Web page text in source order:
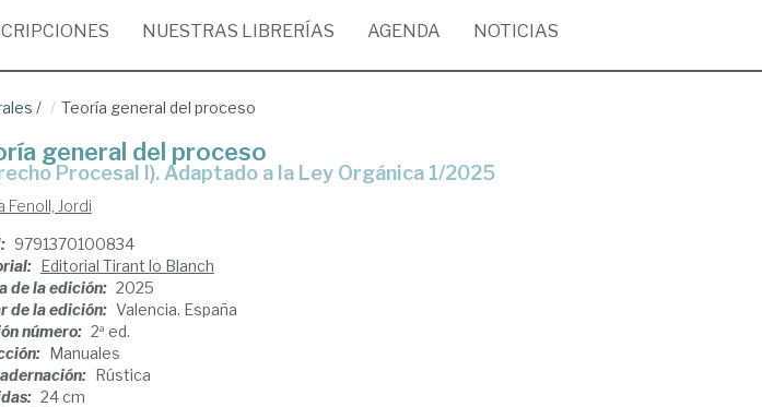
NUESTRAS LIBRERÍAS AGENDA NOTICIAS
/ Teoría general del proceso
general del proceso
Procesal I). Adaptado a la Ley Orgánica 1/2025
Fenoll, Jordi
9791370100834
Editorial Tirant lo Blanch
de la edición: 2025
de la edición: Valencia. España
número: 2ª ed.
Manuales
Rústica
24 cm